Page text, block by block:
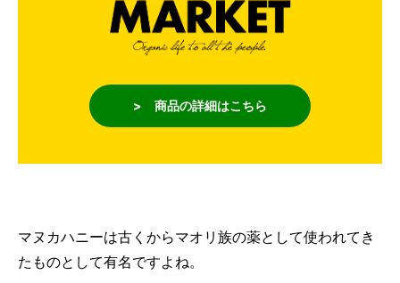
> 商品の詳細はこちら
マヌカハニーは古くからマオリ族の薬として使われてき
たものとして有名ですよね。